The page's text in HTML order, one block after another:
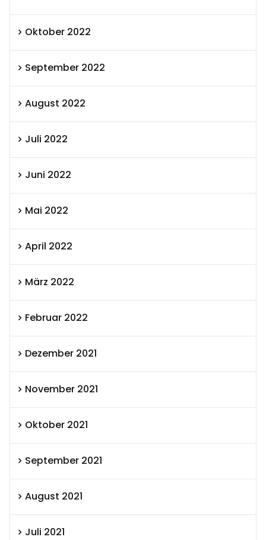
Oktober 2022
September 2022
August 2022
Juli 2022
Juni 2022
Mai 2022
April 2022
März 2022
Februar 2022
Dezember 2021
November 2021
Oktober 2021
September 2021
August 2021
Juli 2021